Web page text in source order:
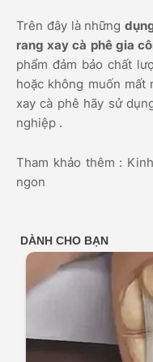
Trên đây là những
rang xay cà phê gia
phẩm đảm bảo chất
hoặc không muốn
xay cà phê hãy sử
nghiệp .
Tham khảo thêm :
ngon